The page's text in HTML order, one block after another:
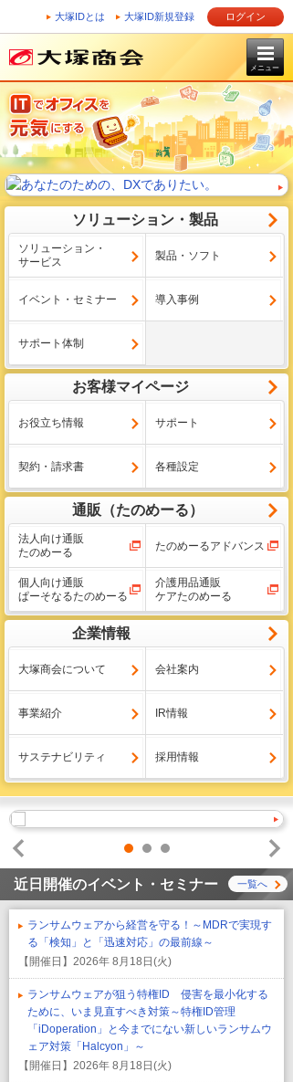
大塚IDとは 大塚ID新規登録 ログイン
メニュー
ソリューション・製品
ソリューション・
サービス
製品・ソフト
イベント・セミナー 導入事例
サポート体制
お客様マイページ
お役立ち情報 サポート
契約・請求書 各種設定
通販（たのめーる）
法人向け通販
たのめーる
たのめーるアドバンス
個人向け通販
ぱーそなるたのめーる
介護用品通販
ケアたのめーる
企業情報
大塚商会について 会社案内
事業紹介 IR情報
サステナビリティ 採用情報
1 2
3
Prev
Next
近日開催のイベント・セミナー 一覧へ
ランサムウェアから経営を守る！～MDRで実現す
る「検知」と「迅速対応」の最前線～
【開催日】 2026年 8月18日(火)
ランサムウェアが狙う特権ID 侵害を最小化する
ために、いま見直すべき対策～特権ID管理
「iDoperation」と今までにない新しいランサムウ
ェア対策「Halcyon」～
【開催日】 2026年 8月18日(火)